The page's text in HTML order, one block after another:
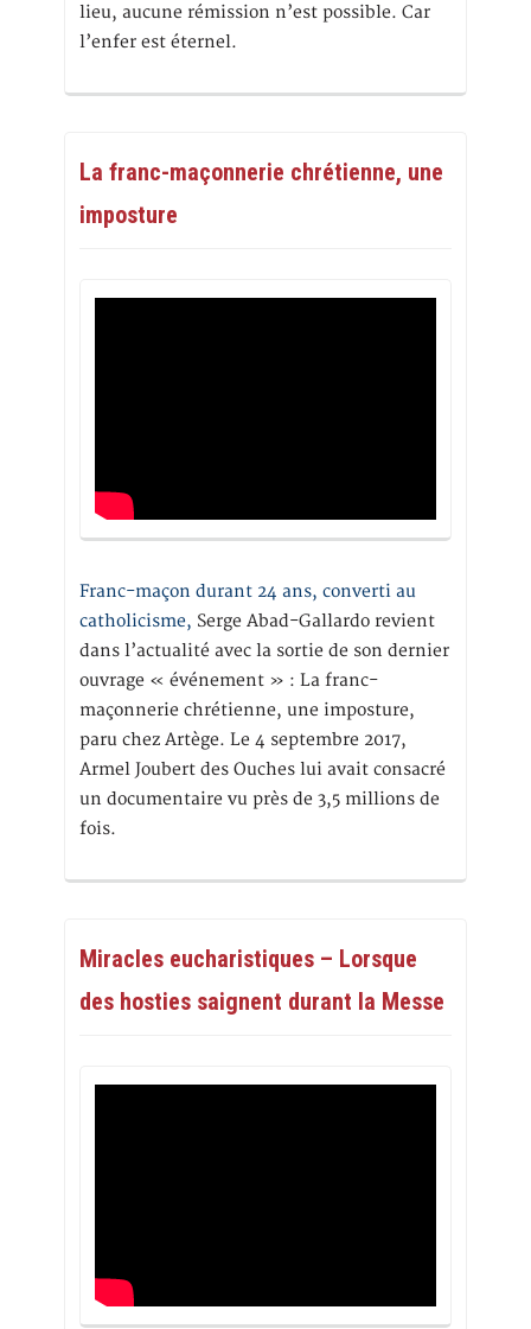
lieu, aucune rémission n’est possible. Car
l’enfer est éternel.
La franc-maçonnerie chrétienne, une
imposture
Franc-maçon durant 24 ans, converti au
catholicisme, Serge Abad-Gallardo revient
dans l’actualité avec la sortie de son dernier
ouvrage « événement » : La franc-
maçonnerie chrétienne, une imposture,
paru chez Artège. Le 4 septembre 2017,
Armel Joubert des Ouches lui avait consacré
un documentaire vu près de 3,5 millions de
fois.
Miracles eucharistiques – Lorsque
des hosties saignent durant la Messe